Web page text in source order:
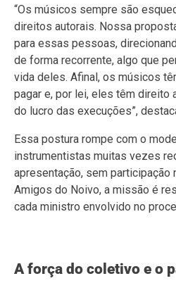
“Os músicos sempre são
direitos autorais. Nossa
para essas pessoas,
de forma recorrente, algo que
vida deles. Afinal, os músicos
pagar e, por lei, eles têm direito
do lucro das execuções”,
Essa postura rompe com o
instrumentistas muitas vezes
apresentação, sem participação
Amigos do Noivo, a missão é
cada ministro envolvido no
A força do coletivo e o